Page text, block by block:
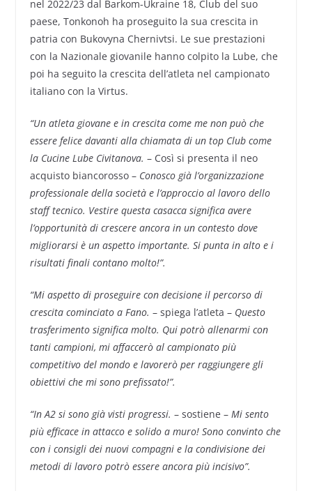
nel 2022/23 dal Barkom-Ukraine 18, Club del suo
paese, Tonkonoh ha proseguito la sua crescita in
patria con Bukovyna Chernivtsi. Le sue prestazioni
con la Nazionale giovanile hanno colpito la Lube, che
poi ha seguito la crescita dell’atleta nel campionato
italiano con la Virtus.
“Un atleta giovane e in crescita come me non può che
essere felice davanti alla chiamata di un top Club come
la Cucine Lube Civitanova. – Così si presenta il neo
acquisto biancorosso – Conosco già l’organizzazione
professionale della società e l’approccio al lavoro dello
staff tecnico. Vestire questa casacca significa avere
l’opportunità di crescere ancora in un contesto dove
migliorarsi è un aspetto importante. Si punta in alto e i
risultati finali contano molto!”.
“Mi aspetto di proseguire con decisione il percorso di
crescita cominciato a Fano. – spiega l’atleta – Questo
trasferimento significa molto. Qui potrò allenarmi con
tanti campioni, mi affaccerò al campionato più
competitivo del mondo e lavorerò per raggiungere gli
obiettivi che mi sono prefissato!”.
“In A2 si sono già visti progressi. – sostiene – Mi sento
più efficace in attacco e solido a muro! Sono convinto che
con i consigli dei nuovi compagni e la condivisione dei
metodi di lavoro potrò essere ancora più incisivo”.